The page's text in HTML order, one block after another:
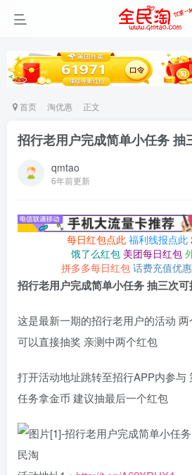
首页 淘优惠 正文
招行老用户完成简单小任务 抽
qmtao
6年前更新
每日红包点此 福利线报点此
饿了么红包 美团每日红包
拼多多每日红包 话费充值优惠
招行老用户完成简单小任务 抽三次
这是最新一期的招行老用户的活动
可以直接抽奖 亲测中两个红包
打开活动地址跳转至招行APP内参与
任务拿金币 建议抽最后一个红包